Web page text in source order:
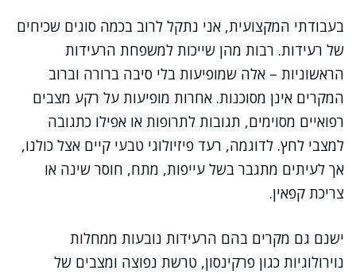
בעבודתי המקצועית, אני נתקל לרוב בכמה סוגים שכיחים
של רעידות. רבות מהן שייכות למשפחת הרעידות
הראשוניות – אלה שמופיעות בלי סיבה ברורה וברוב
המקרים אינן מסוכנות. אחרות מופיעות על רקע מצבים
רפואיים מסוימים, תגובות לתרופות או אפילו כתגובה
למצבי לחץ. לדוגמה, רעד פיזיולוגי טבעי קיים אצל כולנו,
אך לעיתים מתגבר בשל עייפות, מתח, חוסר שינה או
צריכת קפאין.
ישנם גם מקרים בהם הרעידות נובעות ממחלות
נוירולוגיות כגון פרקינסון, טרשת נפוצה ומצבים של